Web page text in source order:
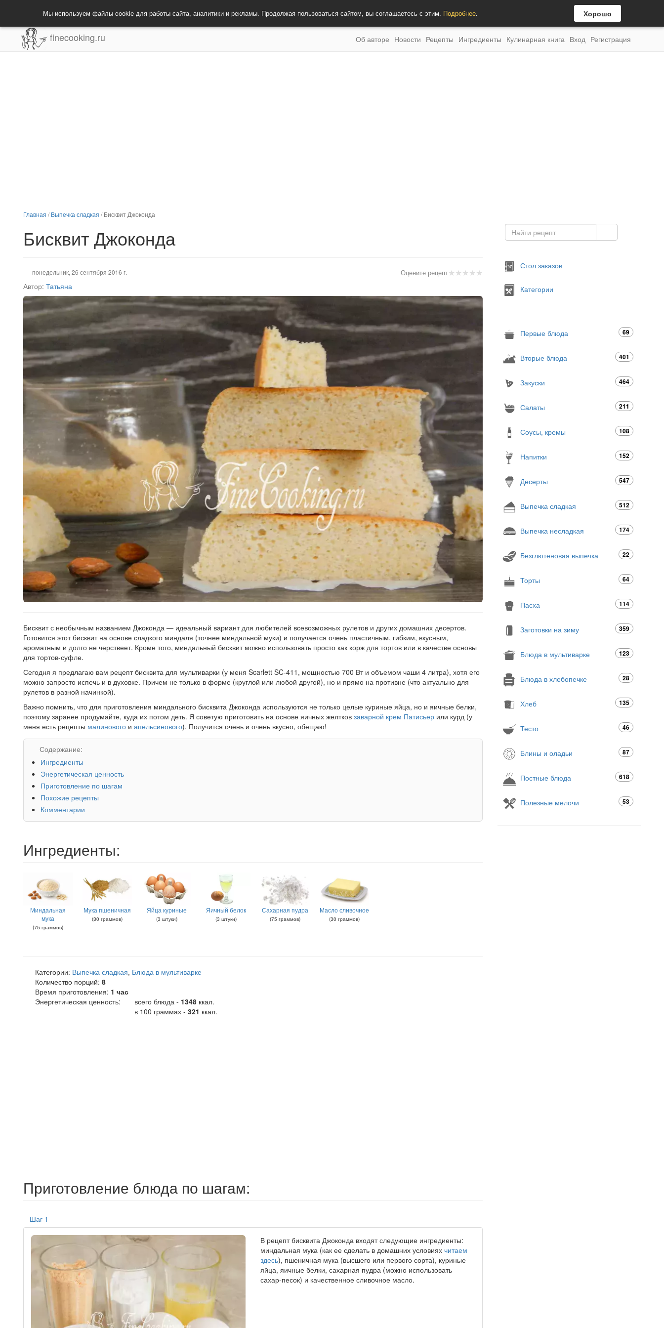
Мы используем файлы cookie для работы сайта, аналитики и рекламы. Продолжая пользоваться сайтом, вы соглашаетесь с этим. Подробнее. Хорошо
finecooking.ru Об авторе Новости Рецепты Ингредиенты Кулинарная книга Вход Регистрация
Главная /Выпечка сладкая /Бисквит Джоконда
Бисквит Джоконда
★★★★★
Оцените рецепт
понедельник, 26 сентября 2016 г.
Автор: Татьяна
Бисквит с необычным названием Джоконда — идеальный вариант для любителей всевозможных рулетов и других домашних десертов.
Готовится этот бисквит на основе сладкого миндаля (точнее миндальной муки) и получается очень пластичным, гибким, вкусным,
ароматным и долго не черствеет. Кроме того, миндальный бисквит можно использовать просто как корж для тортов или в качестве основы
для тортов-суфле.
Сегодня я предлагаю вам рецепт бисквита для мультиварки (у меня Scarlett SC-411, мощностью 700 Вт и объемом чаши 4 литра), хотя его
можно запросто испечь и в духовке. Причем не только в форме (круглой или любой другой), но и прямо на противне (что актуально для
рулетов в разной начинкой).
Важно помнить, что для приготовления миндального бисквита Джоконда используются не только целые куриные яйца, но и яичные белки,
поэтому заранее продумайте, куда их потом деть. Я советую приготовить на основе яичных желтков заварной крем Патисьер или курд (у
меня есть рецепты малинового и апельсинового). Получится очень и очень вкусно, обещаю!
Содержание:
Ингредиенты
Энергетическая ценность
Приготовление по шагам
Похожие рецепты
Комментарии
Ингредиенты:
Миндальная
мука
(75 граммов)
Мука пшеничная
(30 граммов)
Яйца куриные
(3 штуки)
Яичный белок
(3 штуки)
Сахарная пудра
(75 граммов)
Масло сливочное
(30 граммов)
Категории: Выпечка сладкая, Блюда в мультиварке
Количество порций: 8
Время приготовления: 1 час
Энергетическая ценность:
всего блюда - 1348 ккал.
в 100 граммах - 321 ккал.
Приготовление блюда по шагам:
Шаг 1
В рецепт бисквита Джоконда входят следующие ингредиенты:
миндальная мука (как ее сделать в домашних условиях читаем
здесь), пшеничная мука (высшего или первого сорта), куриные
яйца, яичные белки, сахарная пудра (можно использовать
сахар-песок) и качественное сливочное масло.
Стол заказов
Категории
Первые блюда 69
Вторые блюда 401
Закуски 464
Салаты 211
Соусы, кремы 108
Напитки 152
Десерты 547
Выпечка сладкая 512
Выпечка несладкая 174
Безглютеновая выпечка 22
Торты 64
Пасха 114
Заготовки на зиму 359
Блюда в мультиварке 123
Блюда в хлебопечке 28
Хлеб 135
Тесто 46
Блины и оладьи 87
Постные блюда 618
Полезные мелочи 53